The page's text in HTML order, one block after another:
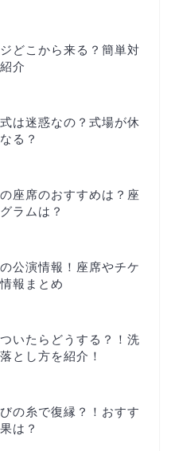
どこから来る？簡単対
介
は迷惑なの？式場が休
る？
座席のおすすめは？座
ラムは？
公演情報！座席やチケ
報まとめ
いたらどうする？！洗
とし方を紹介！
の糸で復縁？！おすす
は？